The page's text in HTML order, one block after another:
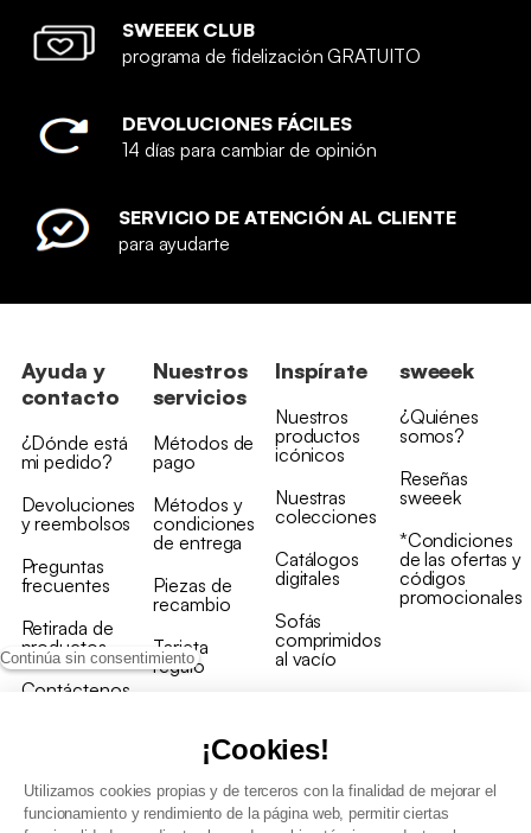
Continúa sin consentimiento
¡Cookies!
Utilizamos cookies propias y de terceros con la finalidad de mejorar el
funcionamiento y rendimiento de la página web, permitir ciertas
SWEEEK CLUB
programa de fidelización GRATUITO
DEVOLUCIONES FÁCILES
14 días para cambiar de opinión
SERVICIO DE ATENCIÓN AL CLIENTE
para ayudarte
Ayuda y
contacto
¿Dónde está
mi pedido?
Devoluciones
y reembolsos
Preguntas
frecuentes
Retirada de
productos
Contáctenos
Nuestros
servicios
Métodos de
pago
Métodos y
condiciones
de entrega
Piezas de
recambio
Tarjeta
regalo
Inspírate
Nuestros
productos
icónicos
Nuestras
colecciones
Catálogos
digitales
Sofás
comprimidos
al vacío
sweeek
¿Quiénes
somos?
Reseñas
sweeek
*Condiciones
de las ofertas y
códigos
promocionales